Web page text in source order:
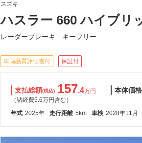
スズキ
ハスラー 660 ハイブリ
レーダーブレーキ キーフリー
車両品質評価書付 保証付
支払総額(税込) 157.4万円
（諸経費5.6万円含む）
本体価格
年式 2025年 走行距離 5km 車検 2028年11月